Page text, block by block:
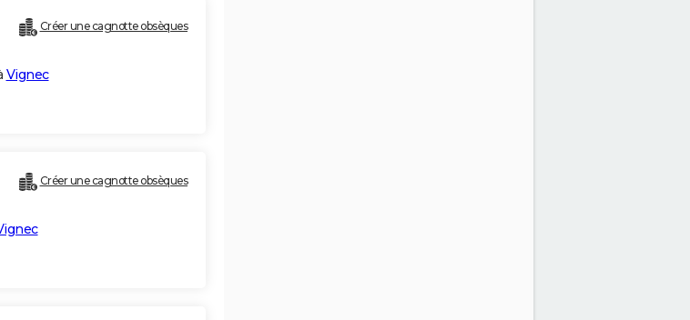
Créer une cagnotte obsèques
Vignec
Créer une cagnotte obsèques